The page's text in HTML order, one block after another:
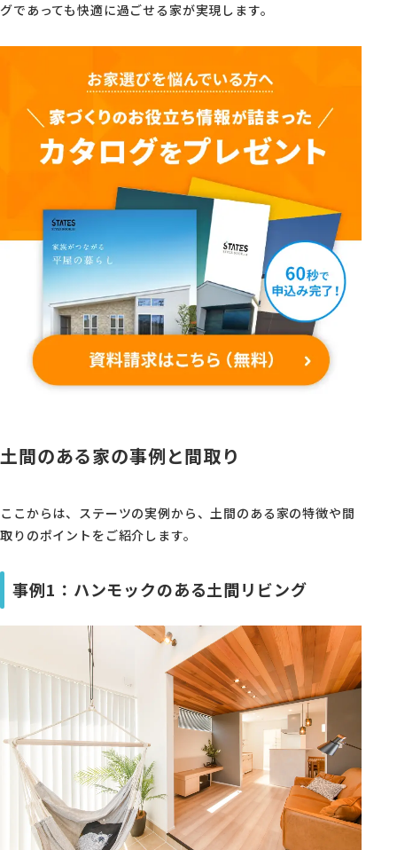
グであっても快適に過ごせる家が実現します。
土間のある家の事例と間取り
ここからは、ステーツの実例から、土間のある家の特徴や間
取りのポイントをご紹介します。
事例1：ハンモックのある土間リビング